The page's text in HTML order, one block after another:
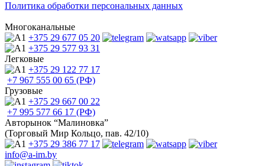
Политика обработки персональных данных
Многоканальные
+375 29 677 05 20
+375 29 577 93 31
Легковые
+375 29 122 77 17
+7 967 555 00 65 (РФ)
Грузовые
+375 29 667 00 22
+7 995 577 66 17 (РФ)
Авторынок “Малиновка”
(Торговый Мир Кольцо, пав. 42/10)
+375 29 386 77 17
info@a-im.by